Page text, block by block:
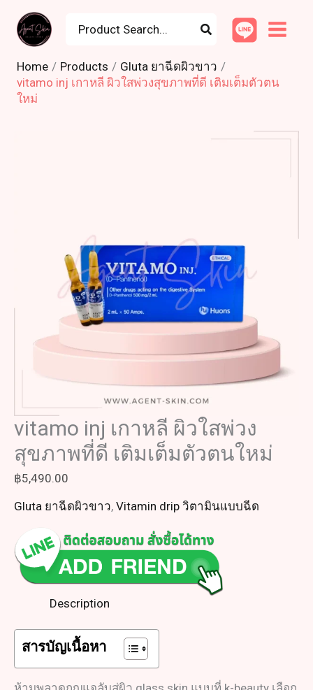
content
for:
Home Products
Gluta ยาฉีดผิวขาว
vitamo inj เกาหลี ผิวใสพ่วงสุขภาพที่ดี เติมเต็มตัวตน
ใหม่
vitamo inj เกาหลี ผิวใสพ่วง
สุขภาพที่ดี เติมเต็มตัวตนใหม่
฿5,490.00
Gluta ยาฉีดผิวขาว, Vitamin drip วิตามินแบบฉีด
Description
สารบัญเนื้อหา